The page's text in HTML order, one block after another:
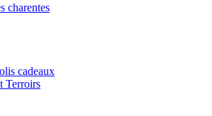
charentes
cadeaux
Terroirs